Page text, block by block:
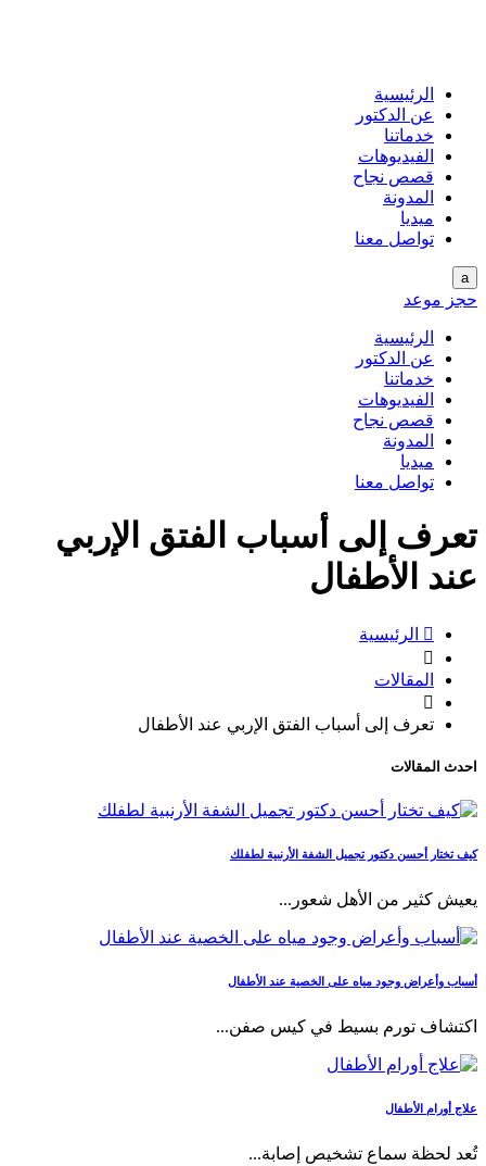
الرئيسية
عن الدكتور
خدماتنا
الفيديوهات
قصص نجاح
المدونة
ميديا
تواصل معنا
a
حجز موعد
الرئيسية
عن الدكتور
خدماتنا
الفيديوهات
قصص نجاح
المدونة
ميديا
تواصل معنا
تعرف إلى أسباب الفتق الإربي
عند الأطفال

الرئيسية

المقالات

تعرف إلى أسباب الفتق الإربي عند الأطفال
احدث المقالات
كيف تختار أحسن دكتور تجميل الشفة الأرنبية لطفلك
يعيش كثير من الأهل شعور...
أسباب وأعراض وجود مياه على الخصية عند الأطفال
اكتشاف تورم بسيط في كيس صفن...
علاج أورام الأطفال
تُعد لحظة سماع تشخيص إصابة...